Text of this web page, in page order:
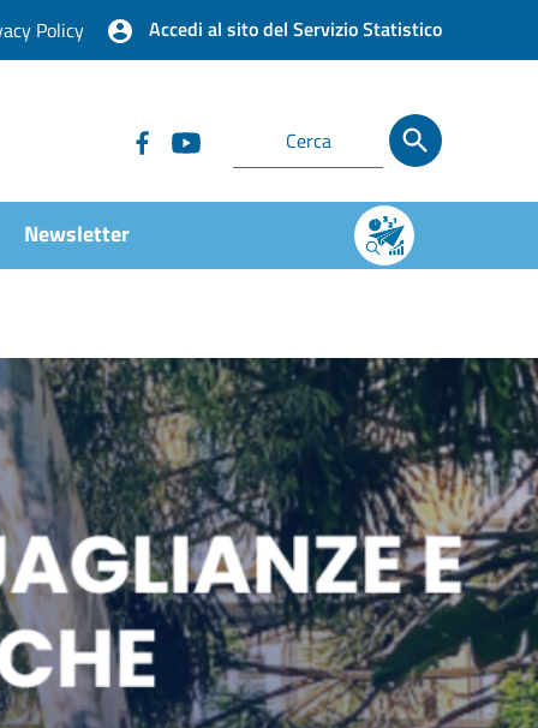
Policy Accedi al sito del Servizio Statistico
Newsletter